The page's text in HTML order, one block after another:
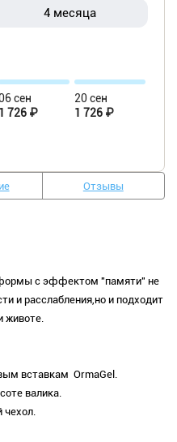
4 месяца
сен
1 726 ₽
20 сен
1 726 ₽
Отзывы
с эффектом "памяти" не
и расслабления,но и подходит
животе.
вставкам OrmaGel.
валика.
чехол.